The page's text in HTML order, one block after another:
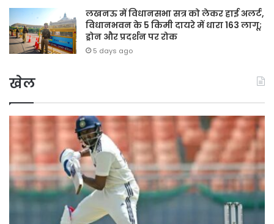
लखनऊ में विधानसभा सत्र को लेकर हाई अलर्ट,
विधानभवन के 5 किमी दायरे में धारा 163 लागू;
ड्रोन और प्रदर्शन पर रोक
5 days ago
खेल